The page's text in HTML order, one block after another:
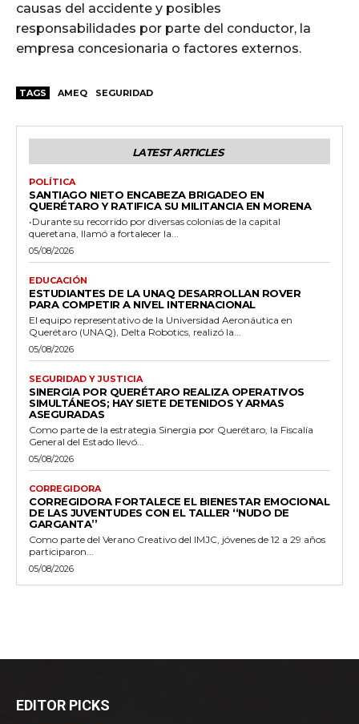
causas del accidente y posibles
responsabilidades por parte del conductor, la
empresa concesionaria o factores externos.
TAGS AMEQ SEGURIDAD
LATEST ARTICLES
POLÍTICA
SANTIAGO NIETO ENCABEZA BRIGADEO EN
QUERÉTARO Y RATIFICA SU MILITANCIA EN MORENA
•Durante su recorrido por diversas colonias de la capital
queretana, llamó a fortalecer la...
05/08/2026
EDUCACIÓN
ESTUDIANTES DE LA UNAQ DESARROLLAN ROVER
PARA COMPETIR A NIVEL INTERNACIONAL
El equipo representativo de la Universidad Aeronáutica en
Querétaro (UNAQ), Delta Robotics, realizó la...
05/08/2026
SEGURIDAD Y JUSTICIA
SINERGIA POR QUERÉTARO REALIZA OPERATIVOS
SIMULTÁNEOS; HAY SIETE DETENIDOS Y ARMAS
ASEGURADAS
Como parte de la estrategia Sinergia por Querétaro, la Fiscalía
General del Estado llevó...
05/08/2026
CORREGIDORA
CORREGIDORA FORTALECE EL BIENESTAR EMOCIONAL
DE LAS JUVENTUDES CON EL TALLER ‘‘NUDO DE
GARGANTA’’
Como parte del Verano Creativo del IMJC, jóvenes de 12 a 29 años
participaron...
05/08/2026
EDITOR PICKS